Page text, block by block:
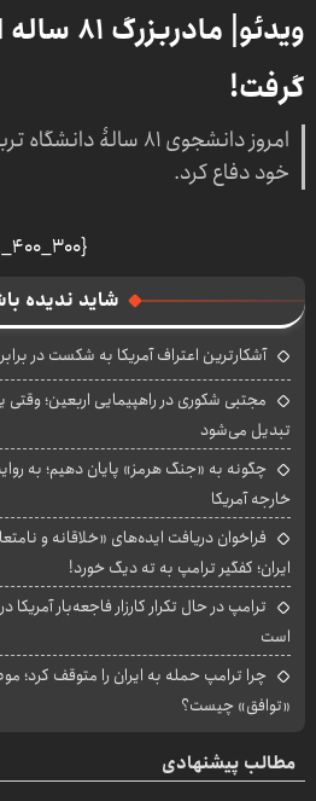
ویدئو|
گرفت!
امروز دانشجوی ۸۱
خود دفاع کرد.
شاید ندیده
آشکارترین اعتراف آمریکا به شکست در برابر
مجتبی شکوری در راهپیمایی اربعین؛ وقتی
تبدیل می‌شود
چگونه به «جنگ هرمز» پایان دهیم؛ به
خارجه آمریکا
فراخوان دریافت ایده‌های «خلاقانه و
ایران؛ کفگیر ترامپ به ته دیگ خورد!
ترامپ در حال تکرار کارزار فاجعه‌بار آمریکا
است
چرا ترامپ حمله به ایران را متوقف کرد؛
«توافق» چیست؟
مطالب پیشنهادی